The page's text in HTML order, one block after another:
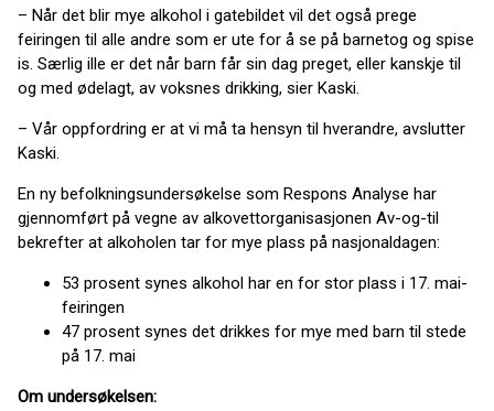
– Når det blir mye alkohol i gatebildet vil det også prege
feiringen til alle andre som er ute for å se på barnetog og spise
is. Særlig ille er det når barn får sin dag preget, eller kanskje til
og med ødelagt, av voksnes drikking, sier Kaski.
– Vår oppfordring er at vi må ta hensyn til hverandre, avslutter
Kaski.
En ny befolkningsundersøkelse som Respons Analyse har
gjennomført på vegne av alkovettorganisasjonen Av-og-til
bekrefter at alkoholen tar for mye plass på nasjonaldagen:
53 prosent synes alkohol har en for stor plass i 17. mai-
feiringen
47 prosent synes det drikkes for mye med barn til stede
på 17. mai
Om undersøkelsen: